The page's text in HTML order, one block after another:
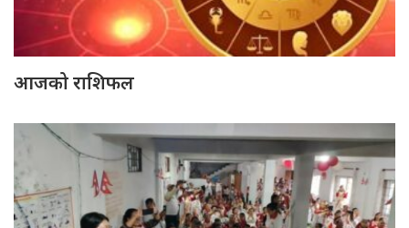
आजको राशिफल